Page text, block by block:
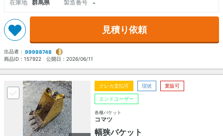
在庫地
群馬県 製造番号 -
見積り依頼
出品者： 99998748
商品ID： 157922 公開日： 2026/06/11
クレカ支払可 現状 業販可
エンドユーザー
各種バケット
コマツ
幅狭バケット